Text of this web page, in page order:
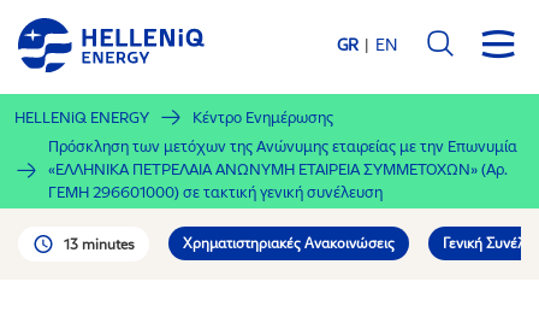
Παράκαμψη
προς
κυρίως
περιεχόμενο
GR EN
HELLENiQ ENERGY
Κέντρο Ενημέρωσης
Πρόσκληση των μετόχων της Ανώνυμης εταιρείας με την Επωνυμία
«ΕΛΛΗΝΙΚΑ ΠΕΤΡΕΛΑΙΑ ΑΝΩΝΥΜΗ ΕΤΑΙΡΕΙΑ ΣΥΜΜΕΤΟΧΩΝ» (Αρ.
ΓΕΜΗ 296601000) σε τακτική γενική συνέλευση
13 minutes Χρηματιστηριακές Ανακοινώσεις Γενική